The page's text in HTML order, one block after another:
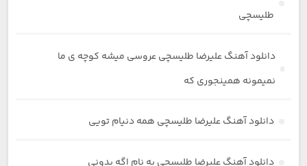
طلیسچی
دانلود آهنگ علیرضا طلیسچی عروسی میشه کوچه ی ما
نمیمونه همینجوری که
دانلود آهنگ علیرضا طلیسچی همه دنیام تویی
دانلود آهنگ علیرضا طلیسچی به نام اگه بدونی